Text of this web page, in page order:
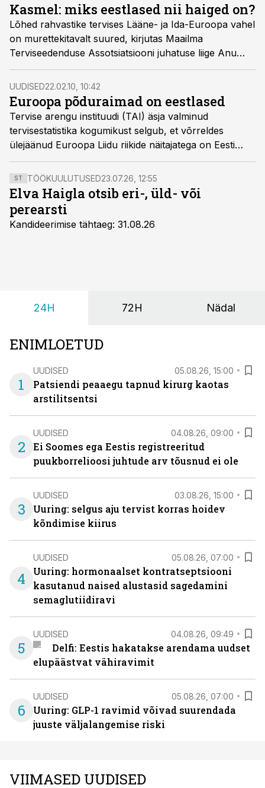
Kasmel: miks eestlased nii haiged on?
Lõhed rahvastike tervises Lääne- ja Ida-Euroopa vahel
on murettekitavalt suured, kirjutas Maailma
Terviseedenduse Assotsiatsiooni juhatuse liige Anu
Kasmel Tervise Arengu Instituudi hiljutisele
UUDISED22.02.10, 10:42
Euroopa põduraimad on eestlased
Tervise arengu instituudi (TAI) äsja valminud
tervisestatistika kogumikust selgub, et võrreldes
ülejäänud Euroopa Liidu riikide näitajatega on Eesti
elanike tervislik seisund endiselt nigel, vahendas Eesti
Päevaleht.
ST TÖÖKUULUTUSED23.07.26, 12:55
Elva Haigla otsib eri-, üld- või
perearsti
Kandideerimise tähtaeg: 31.08.26
24H 72H Nädal
ENIMLOETUD
1
UUDISED 05.08.26, 15:00
Patsiendi peaaegu tapnud kirurg kaotas
arstilitsentsi
2
UUDISED 04.08.26, 09:00
Ei Soomes ega Eestis registreeritud
puukborrelioosi juhtude arv tõusnud ei ole
3
UUDISED 03.08.26, 15:00
Uuring: selgus aju tervist korras hoidev
kõndimise kiirus
4
UUDISED 05.08.26, 07:00
Uuring: hormonaalset kontratseptsiooni
kasutanud naised alustasid sagedamini
semaglutiidiravi
5
UUDISED 04.08.26, 09:49
Delfi: Eestis hakatakse arendama uudset
elupäästvat vähiravimit
6
UUDISED 05.08.26, 07:00
Uuring: GLP-1 ravimid võivad suurendada
juuste väljalangemise riski
VIIMASED UUDISED